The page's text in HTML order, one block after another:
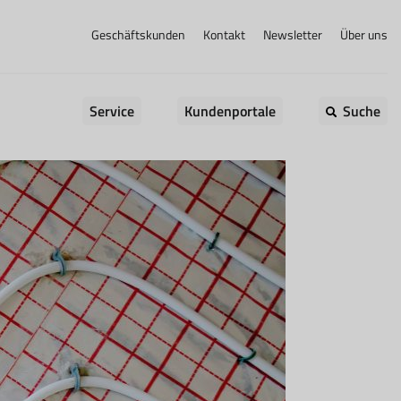
Geschäftskunden Kontakt Newsletter Über uns
Service Kundenportale Suche